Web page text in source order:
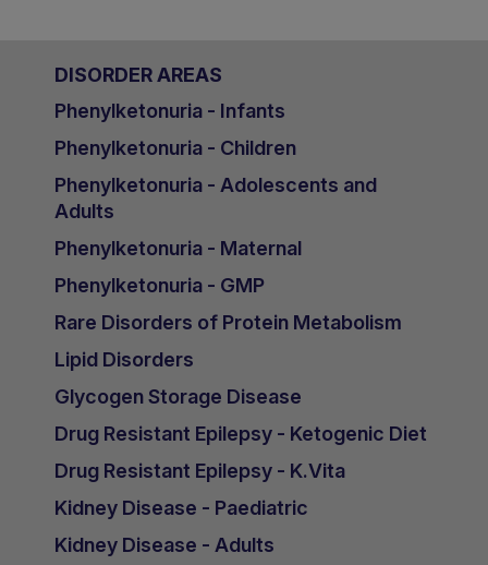
DISORDER AREAS
Phenylketonuria - Infants
Phenylketonuria - Children
Phenylketonuria - Adolescents and
Adults
Phenylketonuria - Maternal
Phenylketonuria - GMP
Rare Disorders of Protein Metabolism
Lipid Disorders
Glycogen Storage Disease
Drug Resistant Epilepsy - Ketogenic Diet
Drug Resistant Epilepsy - K.Vita
Kidney Disease - Paediatric
Kidney Disease - Adults